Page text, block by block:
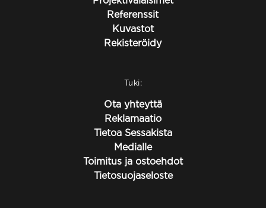
Referenssit
Kuvastot
Rekisteröidy
Tuki:
Ota yhteyttä
Reklamaatio
Tietoa Sessakista
Medialle
Toimitus ja ostoehdot
Tietosuojaseloste